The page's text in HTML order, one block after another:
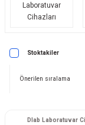
Laboratuvar
Cihazları
Stoktakiler
Dlab Laboratuvar